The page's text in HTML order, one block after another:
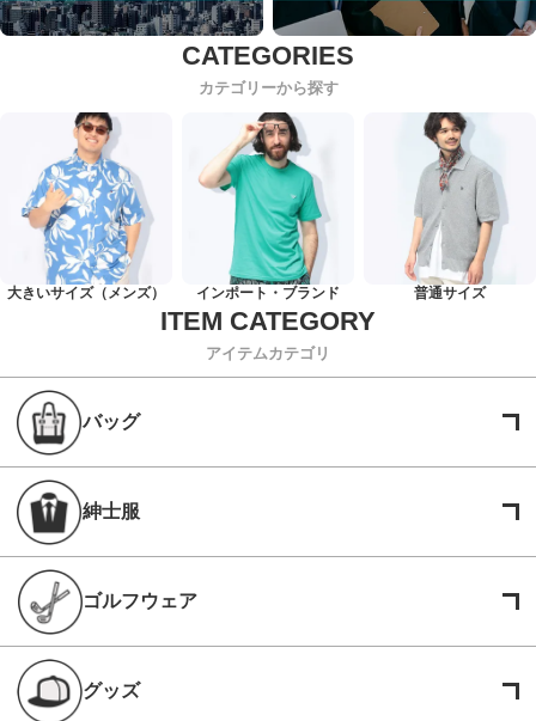
カテゴリーから探す
大きいサイズ（メンズ） インポート・ブランド 普通サイズ
アイテムカテゴリ
バッグ
紳士服
ゴルフウェア
グッズ